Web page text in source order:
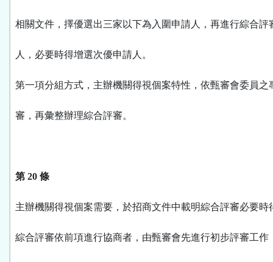
相關文件，擇優選出三家以下為入圍申請人，再進行綜合評
人，必要時得增選次優申請人。
第一項分組方式，主辦機關得視個案特性，依甄審會委員之
審，再彙整辦理綜合評審。
第 20 條
主辦機關得視個案需要，於招商文件中載明綜合評審必要時
綜合評審依前項進行協商者，由甄審會先進行初步評審工作